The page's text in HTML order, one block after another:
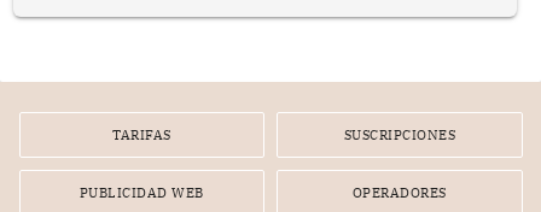
TARIFAS SUSCRIPCIONES
PUBLICIDAD WEB OPERADORES